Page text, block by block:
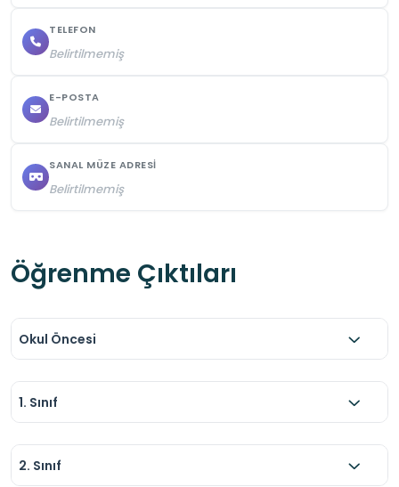
TELEFON
Belirtilmemiş
E-POSTA
Belirtilmemiş
SANAL MÜZE ADRESI
Belirtilmemiş
Öğrenme Çıktıları
Okul Öncesi
1. Sınıf
2. Sınıf